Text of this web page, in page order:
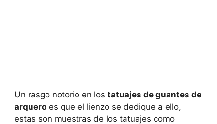
Un rasgo notorio en los tatuajes de guantes de
arquero es que el lienzo se dedique a ello,
estas son muestras de los tatuajes como